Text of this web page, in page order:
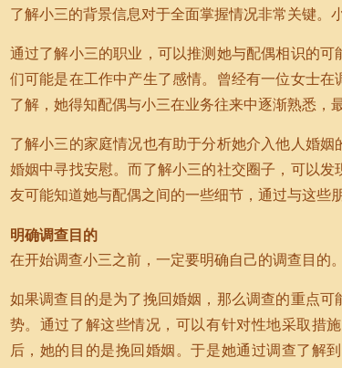
了解小三的背景信息对于全面掌握情况非常关键。
通过了解小三的职业，可以推测她与配偶相识的
们可能是在工作中产生了感情。曾经有一位女士
了解，她得知配偶与小三在业务往来中逐渐熟悉，
了解小三的家庭情况也有助于分析她介入他人婚
婚姻中寻找安慰。而了解小三的社交圈子，可以
友可能知道她与配偶之间的一些细节，通过与这些
明确调查目的
在开始调查小三之前，一定要明确自己的调查目的
如果调查目的是为了挽回婚姻，那么调查的重点
势。通过了解这些情况，可以有针对性地采取措
后，她的目的是挽回婚姻。于是她通过调查了解